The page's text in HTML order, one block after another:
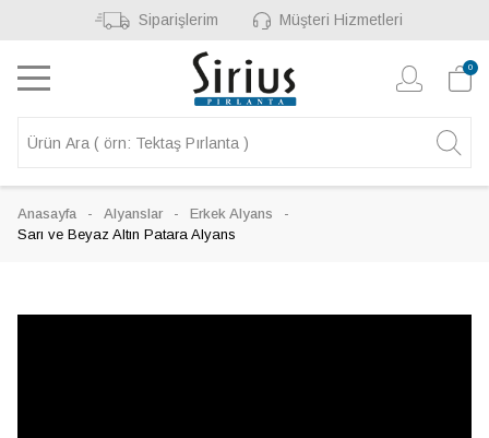
Siparişlerim Müşteri Hizmetleri
0
Anasayfa Alyanslar
Erkek Alyans
Sarı ve Beyaz Altın Patara Alyans